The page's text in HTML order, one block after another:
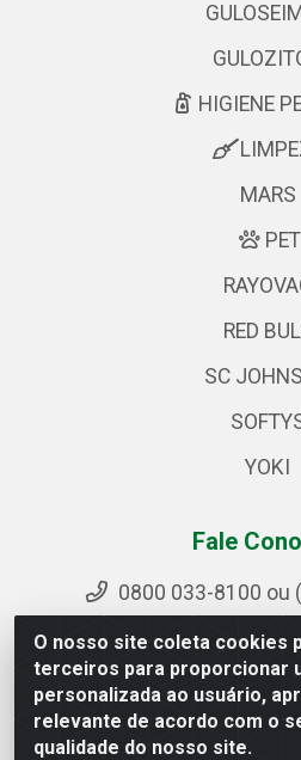
O nosso site coleta cookies
terceiros para proporcionar
personalizada ao usuário,
relevante de acordo com o
qualidade do nosso site.
HIGIENE
MARS
PET
RED
SC
YOKI
Fale
0800 033-8100 ou
Acompanhe